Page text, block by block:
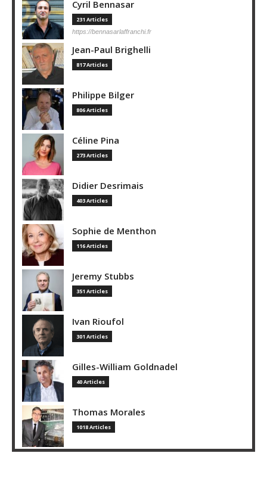
Cyril Bennasar
231 Articles
https://bennasarlaffranchi.fr
Jean-Paul Brighelli
817 Articles
Philippe Bilger
806 Articles
Céline Pina
273 Articles
Didier Desrimais
403 Articles
Sophie de Menthon
116 Articles
Jeremy Stubbs
351 Articles
Ivan Rioufol
301 Articles
Gilles-William Goldnadel
40 Articles
Thomas Morales
1018 Articles